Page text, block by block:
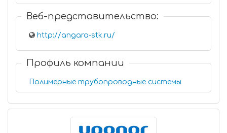
Веб-представительство:
http://angara-stk.ru/
Профиль компании
Полимерные трубопроводные системы